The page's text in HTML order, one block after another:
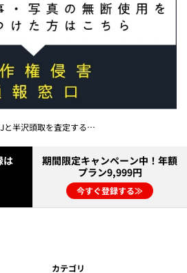
副支店長が“司忍”を名乗り顧客を脅迫していた！ 極秘資料入手、会長は直撃に…
は
期間限定キャンペーン中！年額
プラン9,999円
今すぐ登録する≫
カテゴリ